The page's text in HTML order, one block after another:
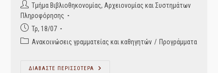
Post
author:
Τμήμα Βιβλιοθηκονομίας, Αρχειονομίας και Συστημάτων
Πληροφόρησης
Post
published:
Τρ, 18/07
PostΑνακοινώσεις γραμματείας και καθηγητών / Προγράμματα
ΔΙΑΒΑΣΤΕ ΠΕΡΙΣΣΟΤΕΡΑ
Πρόγραμμα